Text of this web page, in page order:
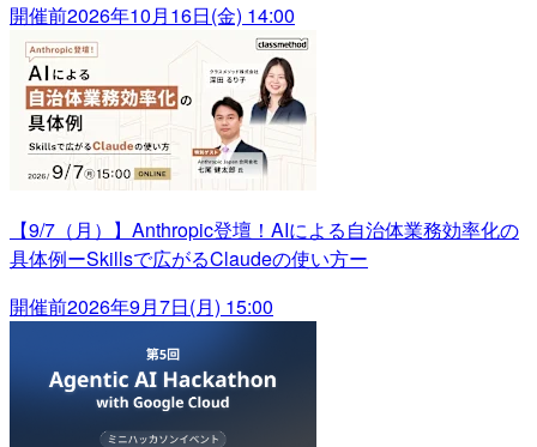
開催前2026年10月16日(金) 14:00
【9/7（月）】Anthropic登壇！AIによる自治体業務効率化の
具体例ーSkillsで広がるClaudeの使い方ー
開催前2026年9月7日(月) 15:00